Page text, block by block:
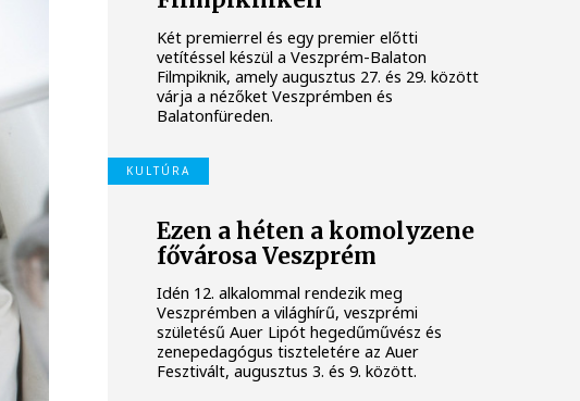
Két premierrel és egy premier előtti
vetítéssel készül a Veszprém-Balaton
Filmpiknik, amely augusztus 27. és 29. között
várja a nézőket Veszprémben és
Balatonfüreden.
KULTÚRA
Ezen a héten a komolyzene
fővárosa Veszprém
Idén 12. alkalommal rendezik meg
Veszprémben a világhírű, veszprémi
születésű Auer Lipót hegedűművész és
zenepedagógus tiszteletére az Auer
Fesztivált, augusztus 3. és 9. között.